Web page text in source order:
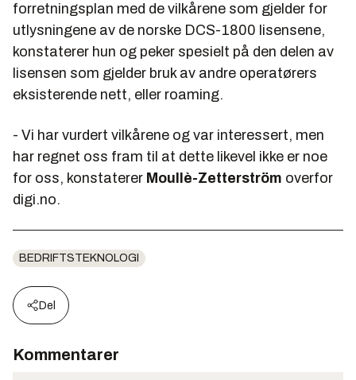
forretningsplan med de vilkårene som gjelder for
utlysningene av de norske DCS-1800 lisensene,
konstaterer hun og peker spesielt på den delen av
lisensen som gjelder bruk av andre operatørers
eksisterende nett, eller roaming.
- Vi har vurdert vilkårene og var interessert, men
har regnet oss fram til at dette likevel ikke er noe
for oss, konstaterer Moullè-Zetterström overfor
digi.no.
BEDRIFTSTEKNOLOGI
Del
Kommentarer